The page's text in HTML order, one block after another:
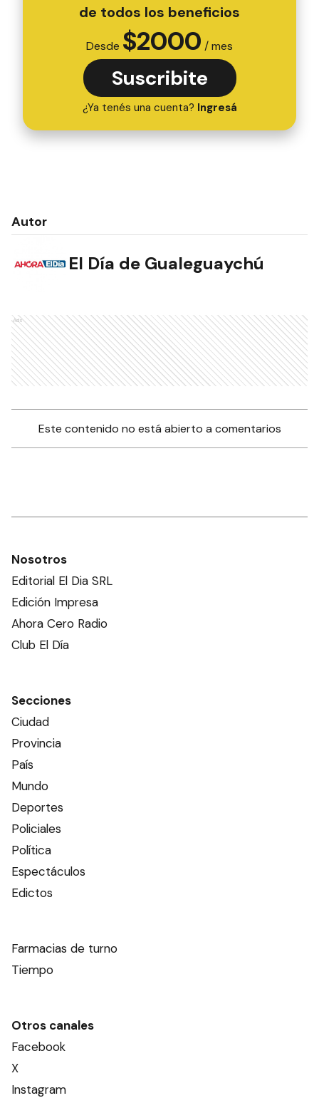
de todos los beneficios
Desde $2000 / mes
Suscribite
¿Ya tenés una cuenta? Ingresá
Autor
El Día de Gualeguaychú
Ads
Este contenido no está abierto a comentarios
Nosotros
Editorial El Dia SRL
Edición Impresa
Ahora Cero Radio
Club El Día
Secciones
Ciudad
Provincia
País
Mundo
Deportes
Policiales
Política
Espectáculos
Edictos
Farmacias de turno
Tiempo
Otros canales
Facebook
X
Instagram